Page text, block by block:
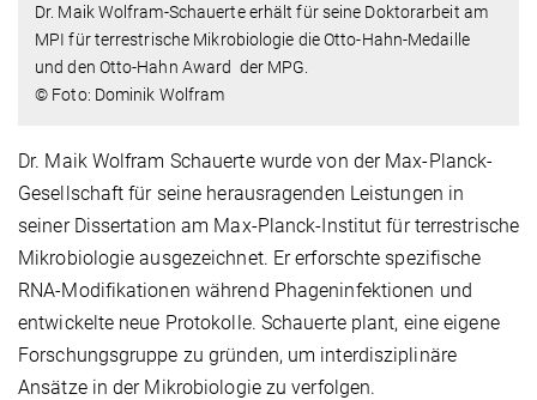
Dr. Maik Wolfram-Schauerte erhält für seine Doktorarbeit am
MPI für terrestrische Mikrobiologie die Otto-Hahn-Medaille
und den Otto-Hahn Award der MPG.
© Foto: Dominik Wolfram
Dr. Maik Wolfram Schauerte wurde von der Max-Planck-
Gesellschaft für seine herausragenden Leistungen in
seiner Dissertation am Max-Planck-Institut für terrestrische
Mikrobiologie ausgezeichnet. Er erforschte spezifische
RNA-Modifikationen während Phageninfektionen und
entwickelte neue Protokolle. Schauerte plant, eine eigene
Forschungsgruppe zu gründen, um interdisziplinäre
Ansätze in der Mikrobiologie zu verfolgen.